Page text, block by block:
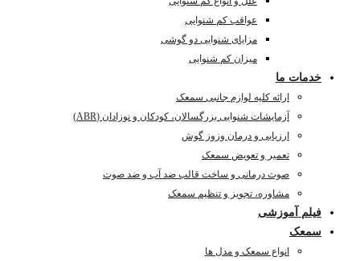
عواقب کم شنوایی
مزایای شنوایی دو گوشی
میزان کم شنوایی
خدمات ما
ارائه کلیه لوازم جانبی سمعک
آزمایشات شنوایی بزرگسالان، کودکان و نوزادان (ABR)
ارزیابی و درمان وزوز گوش
تعمیر و تعویض سمعک
صوت درمانی و ساخت قالب ضد آب و ضد صوت
مشاوره، تجویز و تنظیم سمعک
فیلم آموزشی
سمعک
انواع سمعک و مدل ها